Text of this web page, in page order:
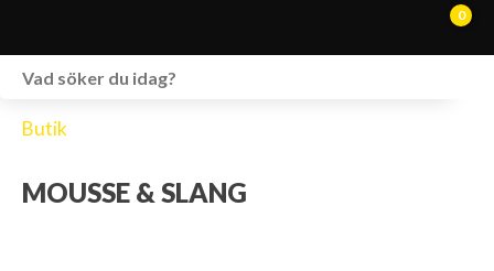
0
Butik
MOUSSE & SLANG